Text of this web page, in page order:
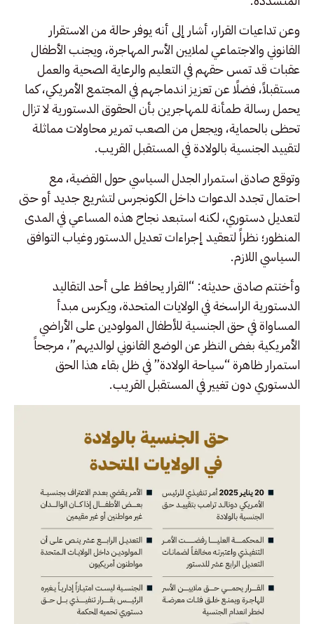
وعن تداعيات القرار، أشار إلى أنه يوفر حالة من الاستقرار
القانوني والاجتماعي لملايين الأسر المهاجرة، ويجنب الأطفال
عقبات قد تمس حقهم في التعليم والرعاية الصحية والعمل
مستقبلاً، فضلًا عن تعزيز اندماجهم في المجتمع الأمريكي، كما
يحمل رسالة طمأنة للمهاجرين بأن الحقوق الدستورية لا تزال
تحظى بالحماية، ويجعل من الصعب تمرير محاولات مماثلة
لتقييد الجنسية بالولادة في المستقبل القريب.
وتوقع صادق استمرار الجدل السياسي حول القضية، مع
احتمال تجدد الدعوات داخل الكونجرس لتشريع جديد أو حتى
لتعديل دستوري، لكنه استبعد نجاح هذه المساعي في المدى
المنظور؛ نظراً لتعقيد إجراءات تعديل الدستور وغياب التوافق
السياسي اللازم.
وأختتم صادق حديثه: “القرار يحافظ على أحد التقاليد
الدستورية الراسخة في الولايات المتحدة، ويكرس مبدأ
المساواة في حق الجنسية للأطفال المولودين على الأراضي
الأمريكية بغض النظر عن الوضع القانوني لوالديهم”، مرجحاً
استمرار ظاهرة “سياحة الولادة” في ظل بقاء هذا الحق
الدستوري دون تغيير في المستقبل القريب.